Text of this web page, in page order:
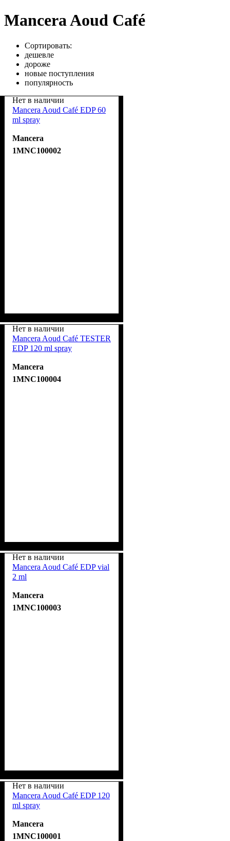
Mancera Aoud Café
Сортировать:
дешевле
дороже
новые поступления
популярность
Нет в наличии
Mancera Aoud Café EDP 60
ml spray
Mancera
1MNC100002
Нет в наличии
Mancera Aoud Café TESTER
EDP 120 ml spray
Mancera
1MNC100004
Нет в наличии
Mancera Aoud Café EDP vial
2 ml
Mancera
1MNC100003
Нет в наличии
Mancera Aoud Café EDP 120
ml spray
Mancera
1MNC100001